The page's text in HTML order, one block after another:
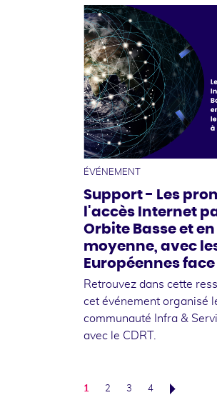
ÉVÉNEMENT
Support - Les
l'accès Internet
Orbite Basse et
moyenne, avec
Européennes
Retrouvez dans cette
cet événement organisé
communauté Infra &
avec le CDRT.
1 2 3 4